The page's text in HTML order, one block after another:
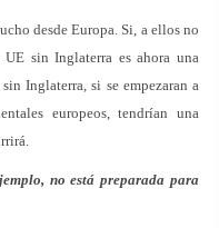
desde Europa. Si, a ellos no
sin Inglaterra es ahora una
Inglaterra, si se empezaran a
europeos, tendrían una
no está preparada para